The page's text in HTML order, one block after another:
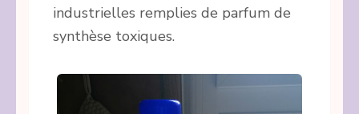
industrielles remplies de parfum de
synthèse toxiques.